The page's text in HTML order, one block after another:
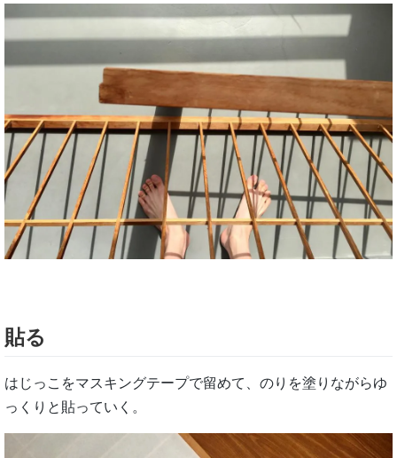
貼る
はじっこをマスキングテープで留めて、のりを塗りながらゆ
っくりと貼っていく。